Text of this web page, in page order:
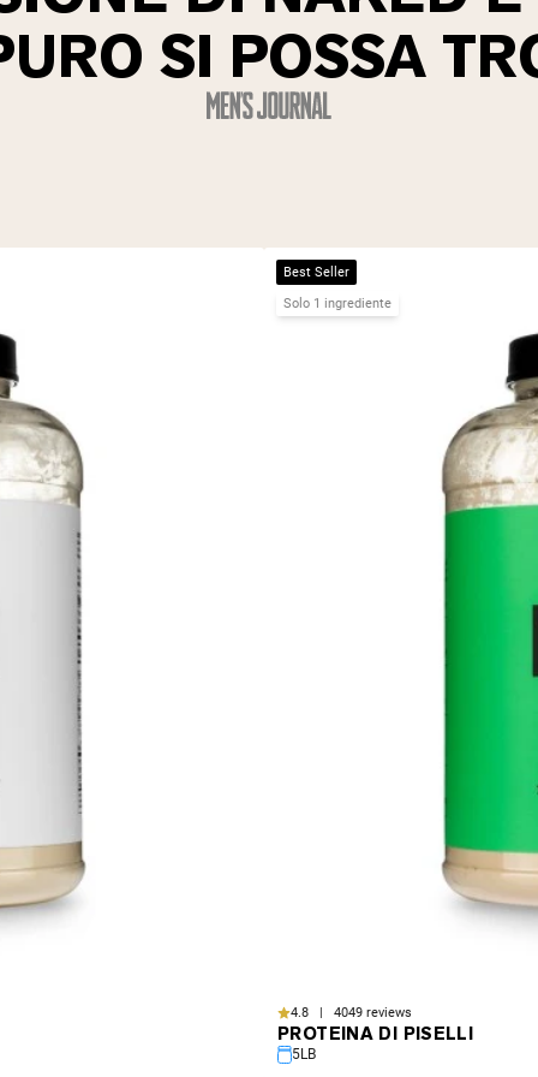
SI POSSA
Best Seller
Solo 1 ingrediente
4.8 | 4049 reviews
PROTEINA DI PISELLI
5LB